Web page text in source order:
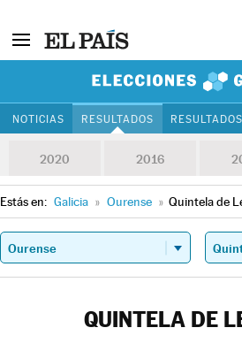
NOTICIAS RESULTADOS
2020 2016
Estás en: Galicia » Ourense » Quintela de
QUINTELA DE